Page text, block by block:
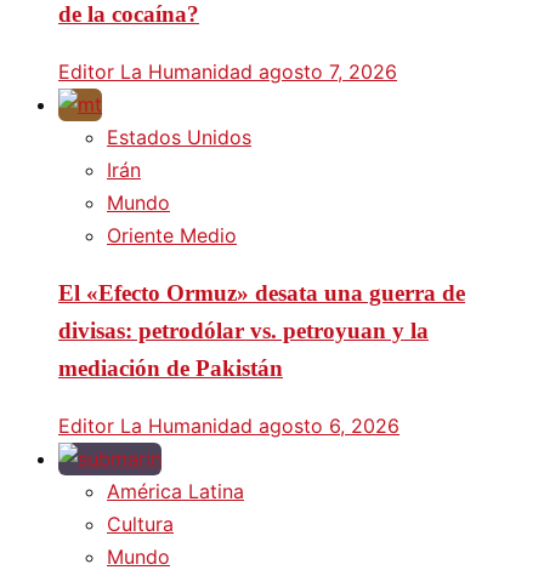
de la cocaína?
Editor La Humanidad agosto 7, 2026
Estados Unidos
Irán
Mundo
Oriente Medio
El «Efecto Ormuz» desata una guerra de
divisas: petrodólar vs. petroyuan y la
mediación de Pakistán
Editor La Humanidad agosto 6, 2026
América Latina
Cultura
Mundo